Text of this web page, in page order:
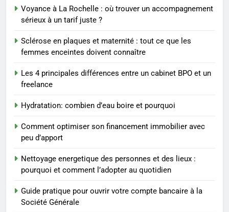
ENTREPRISE
2
Maigrir efficacement grâce aux
conseils pratiques
BIEN ÊTRE
3
pour perdre du poids
4
Infection chronique de l’oreille :
Voyance à La Rochelle : où trouver un accompagnement
sérieux à un tarif juste ?
Sclérose en plaques et maternité : tout ce que les
femmes enceintes doivent connaître
Les 4 principales différences entre un cabinet BPO et un
freelance
Hydratation: combien d’eau boire et pourquoi
Comment optimiser son financement immobilier avec
peu d’apport
Nettoyage energetique des personnes et des lieux :
pourquoi et comment l’adopter au quotidien
Guide pratique pour ouvrir votre compte bancaire à la
Société Générale